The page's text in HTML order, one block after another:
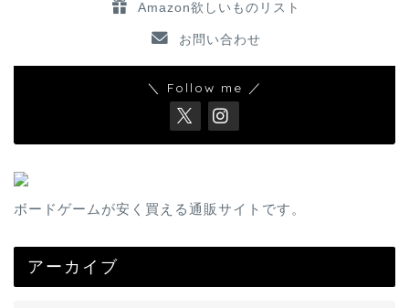
Amazon欲しいものリスト
お問い合わせ
＼ Follow me ／
ボードゲームが安く買える通販サイトです。
アーカイブ